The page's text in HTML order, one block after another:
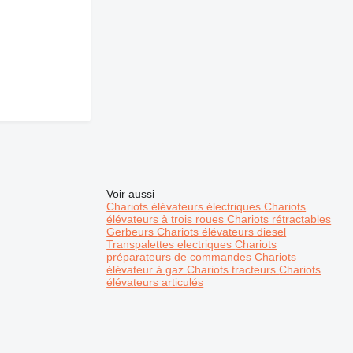
Voir aussi
Chariots élévateurs électriquesChariots
élévateurs à trois rouesChariots rétractables
GerbeursChariots élévateurs diesel
Transpalettes electriquesChariots
préparateurs de commandesChariots
élévateur à gazChariots tracteursChariots
élévateurs articulés